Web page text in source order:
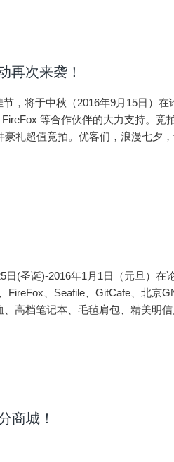
再次来袭！
，将于中秋（2016年9月15日）在
等合作伙伴的大力支持。竞
礼超值竞拍。优客们，浪漫七夕
日(圣诞)-2016年1月1日（元旦）在
FireFox、Seafile、GitCafe、北京
高档笔记本、毛毡肩包、精美明
商城！